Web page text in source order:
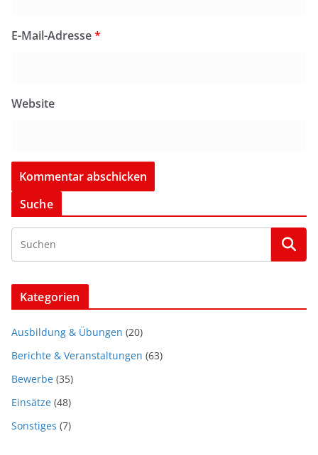
E-Mail-Adresse*
Website
Suche
Kategorien
Ausbildung & Übungen (20)
Berichte & Veranstaltungen (63)
Bewerbe (35)
Einsätze (48)
Sonstiges (7)